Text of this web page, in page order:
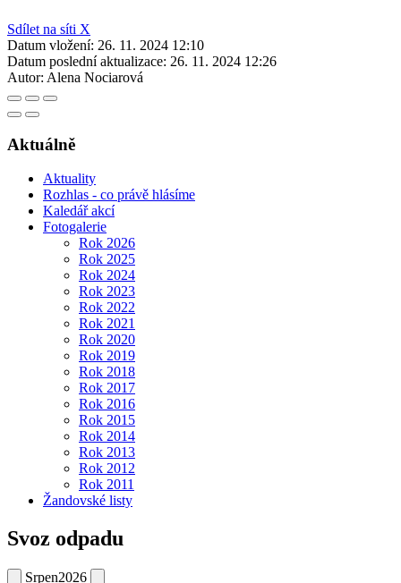
Sdílet na síti X
Datum vložení: 26. 11. 2024 12:10
Datum poslední aktualizace: 26. 11. 2024 12:26
Autor: Alena Nociarová
Aktuálně
Aktuality
Rozhlas - co právě hlásíme
Kaledář akcí
Fotogalerie
Rok 2026
Rok 2025
Rok 2024
Rok 2023
Rok 2022
Rok 2021
Rok 2020
Rok 2019
Rok 2018
Rok 2017
Rok 2016
Rok 2015
Rok 2014
Rok 2013
Rok 2012
Rok 2011
Žandovské listy
Svoz odpadu
Srpen2026